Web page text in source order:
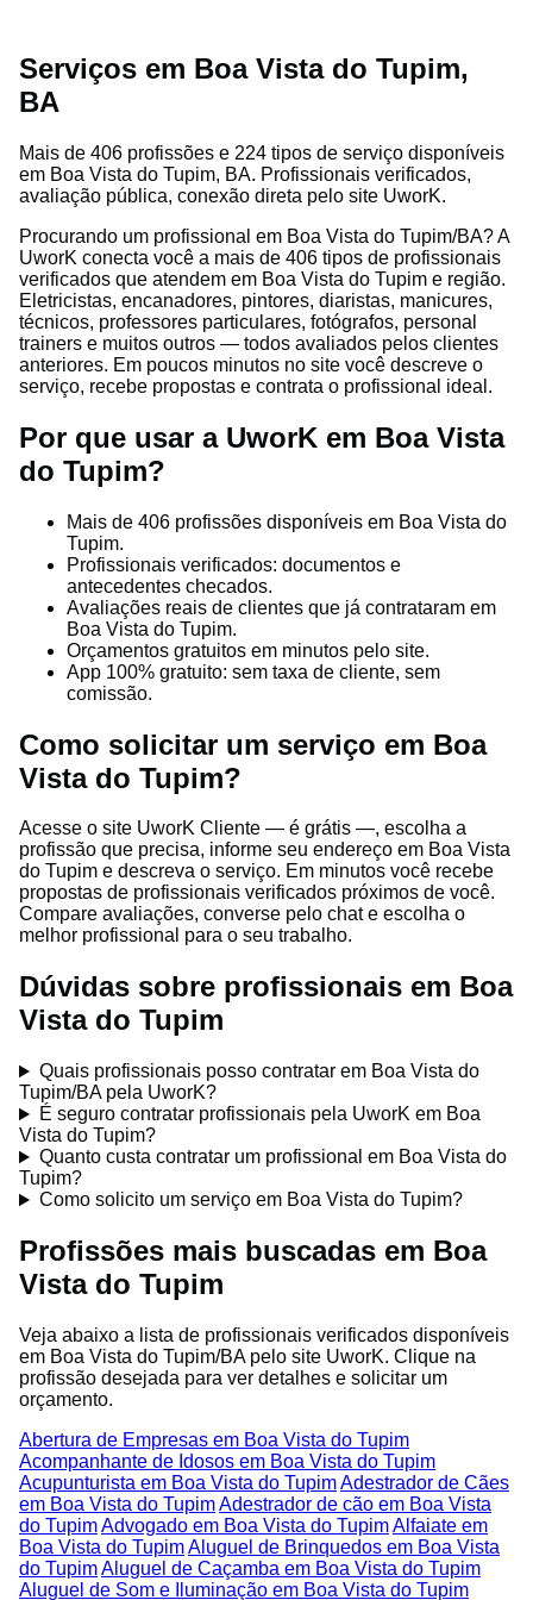
Serviços em Boa Vista do Tupim,
BA
Mais de 406 profissões e 224 tipos de serviço disponíveis
em Boa Vista do Tupim, BA. Profissionais verificados,
avaliação pública, conexão direta pelo site UworK.
Procurando um profissional em Boa Vista do Tupim/BA? A
UworK conecta você a mais de 406 tipos de profissionais
verificados que atendem em Boa Vista do Tupim e região.
Eletricistas, encanadores, pintores, diaristas, manicures,
técnicos, professores particulares, fotógrafos, personal
trainers e muitos outros — todos avaliados pelos clientes
anteriores. Em poucos minutos no site você descreve o
serviço, recebe propostas e contrata o profissional ideal.
Por que usar a UworK em Boa Vista
do Tupim?
Mais de 406 profissões disponíveis em Boa Vista do
Tupim.
Profissionais verificados: documentos e
antecedentes checados.
Avaliações reais de clientes que já contrataram em
Boa Vista do Tupim.
Orçamentos gratuitos em minutos pelo site.
App 100% gratuito: sem taxa de cliente, sem
comissão.
Como solicitar um serviço em Boa
Vista do Tupim?
Acesse o site UworK Cliente — é grátis —, escolha a
profissão que precisa, informe seu endereço em Boa Vista
do Tupim e descreva o serviço. Em minutos você recebe
propostas de profissionais verificados próximos de você.
Compare avaliações, converse pelo chat e escolha o
melhor profissional para o seu trabalho.
Dúvidas sobre profissionais em Boa
Vista do Tupim
Quais profissionais posso contratar em Boa Vista do
Tupim/BA pela UworK?
É seguro contratar profissionais pela UworK em Boa
Vista do Tupim?
Quanto custa contratar um profissional em Boa Vista do
Tupim?
Como solicito um serviço em Boa Vista do Tupim?
Profissões mais buscadas em Boa
Vista do Tupim
Veja abaixo a lista de profissionais verificados disponíveis
em Boa Vista do Tupim/BA pelo site UworK. Clique na
profissão desejada para ver detalhes e solicitar um
orçamento.
Abertura de Empresas em Boa Vista do Tupim
Acompanhante de Idosos em Boa Vista do Tupim
Acupunturista em Boa Vista do TupimAdestrador de Cães
em Boa Vista do TupimAdestrador de cão em Boa Vista
do TupimAdvogado em Boa Vista do TupimAlfaiate em
Boa Vista do TupimAluguel de Brinquedos em Boa Vista
do TupimAluguel de Caçamba em Boa Vista do Tupim
Aluguel de Som e Iluminação em Boa Vista do Tupim